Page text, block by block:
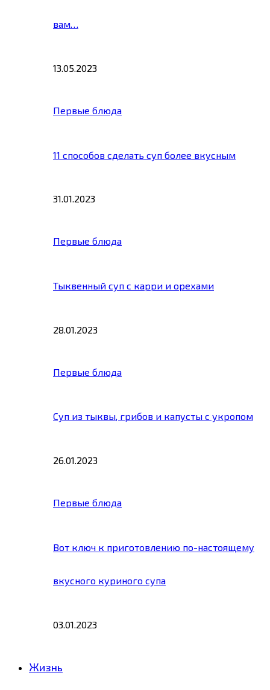
вам…
13.05.2023
Первые блюда
11 способов сделать суп более вкусным
31.01.2023
Первые блюда
Тыквенный суп с карри и орехами
28.01.2023
Первые блюда
Суп из тыквы, грибов и капусты с укропом
26.01.2023
Первые блюда
Вот ключ к приготовлению по-настоящему
вкусного куриного супа
03.01.2023
Жизнь